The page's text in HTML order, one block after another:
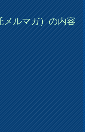
ルマガ）の内容